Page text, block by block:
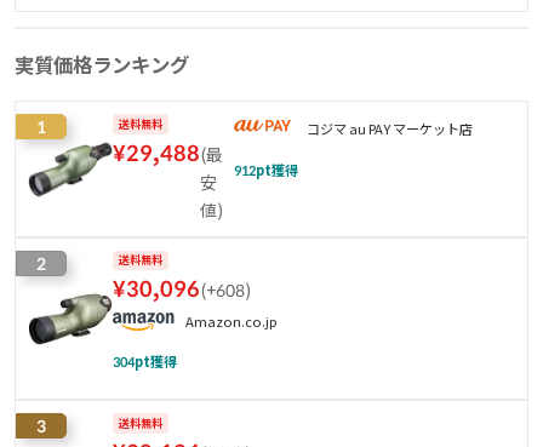
実質価格ランキング
1 送料無料
¥29,488(最
安
値)
コジマ au PAY マーケット店
912pt獲得
2 送料無料
¥30,096(+608)
Amazon.co.jp
304pt獲得
3 送料無料